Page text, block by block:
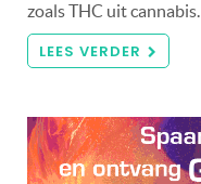
zoals THC uit cannabis.
LEES VERDER